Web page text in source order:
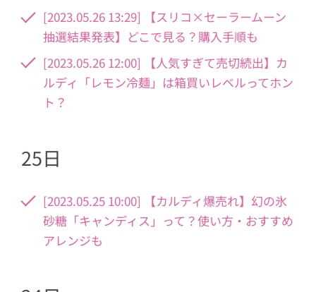
[2023.05.26 13:29] 【スリコ×セーラームーン
抽選結果発表】どこで見る？購入手順も
[2023.05.26 12:00] 【人気すぎて売切続出】カ
ルディ「レモン冷麺」は箱買いレベルってホン
ト？
25日
[2023.05.25 10:00] 【カルディ爆売れ】幻の氷
砂糖「キャンディス」って？使い方・おすすめ
アレンジも